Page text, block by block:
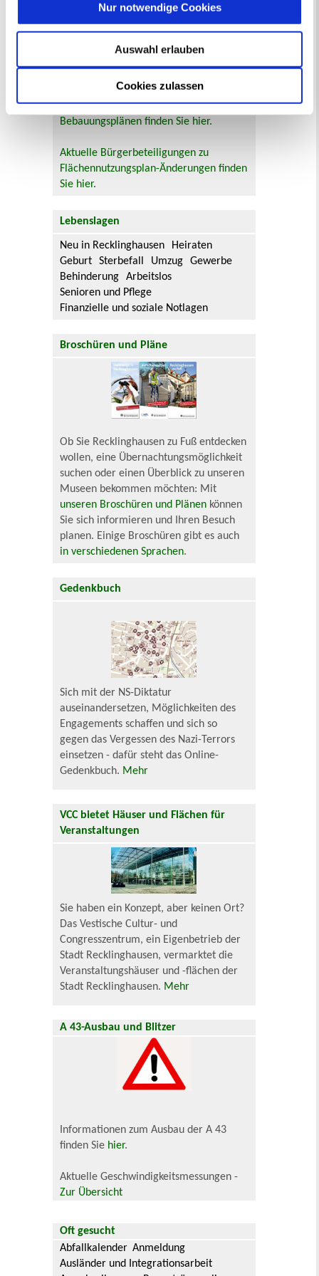
Cookies zulassen
Auswahl erlauben
Nur notwendige Cookies
Bauleitplanung: Für Bürger*innen gibt
es Möglichkeiten, sich an
Aktuelle Bürgerbeteiligungen zu
Bebauungsplänen finden Sie hier.
Aktuelle Bürgerbeteiligungen zu
Flächennutzungsplan-Änderungen finden
Sie hier.
Lebenslagen
Neu in Recklinghausen
Heiraten
Geburt
Sterbefall Umzug
Gewerbe
Behinderung
Arbeitslos
Senioren und Pflege
Finanzielle und soziale Notlagen
Broschüren und Pläne
Ob Sie Recklinghausen zu Fuß entdecken
wollen, eine Übernachtungsmöglichkeit
suchen oder einen Überblick zu unseren
Museen bekommen möchten: Mit
unseren Broschüren und Plänen können
Sie sich informieren und Ihren Besuch
planen. Einige Broschüren gibt es auch
in verschiedenen Sprachen.
Gedenkbuch
Sich mit der NS-Diktatur
auseinandersetzen, Möglichkeiten des
Engagements schaffen und sich so
gegen das Vergessen des Nazi-Terrors
einsetzen - dafür steht das Online-
Gedenkbuch. Mehr
VCC bietet Häuser und Flächen für
Veranstaltungen
Sie haben ein Konzept, aber keinen Ort?
Das Vestische Cultur- und
Congresszentrum, ein Eigenbetrieb der
Stadt Recklinghausen, vermarktet die
Veranstaltungshäuser und -flächen der
Stadt Recklinghausen. Mehr
A 43-Ausbau und Blitzer
Informationen zum Ausbau der A 43
finden Sie hier.
Aktuelle Geschwindigkeitsmessungen -
Zur Übersicht
Oft gesucht
Abfallkalender Anmeldung
Ausländer und Integrationsarbeit